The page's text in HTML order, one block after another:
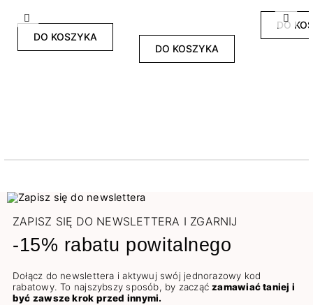
Poprzedni
DO KOSZYKA
DO KOSZYKA
DO
ZAPISZ SIĘ DO NEWSLETTERA I ZGARNIJ
-15% rabatu powitalnego
Dołącz do newslettera i aktywuj swój jednorazowy kod
rabatowy. To najszybszy sposób, by zacząćzamawiać taniej i
być zawsze krok przed innymi.